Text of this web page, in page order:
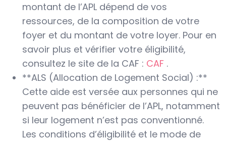
montant de l’APL dépend de vos
ressources, de la composition de votre
foyer et du montant de votre loyer. Pour en
savoir plus et vérifier votre éligibilité,
consultez le site de la CAF : CAF .
**ALS (Allocation de Logement Social) :**
Cette aide est versée aux personnes qui ne
peuvent pas bénéficier de l’APL, notamment
si leur logement n’est pas conventionné.
Les conditions d’éligibilité et le mode de